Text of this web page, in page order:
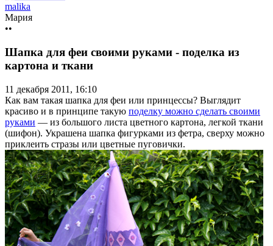
malika
Мария
••
Шапка для феи своими руками - поделка из
картона и ткани
11 декабря 2011, 16:10
Как вам такая шапка для феи или принцессы? Выглядит
красиво и в принципе такую поделку можно сделать своими
руками — из большого листа цветного картона, легкой ткани
(шифон). Украшена шапка фигурками из фетра, сверху можно
приклеить стразы или цветные пуговички.